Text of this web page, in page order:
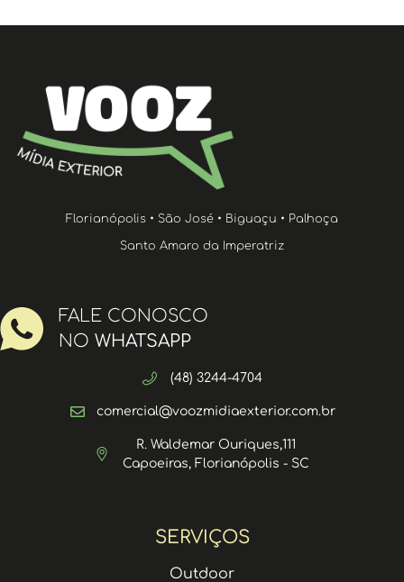
SERVIÇOS
Outdoor
Florianópolis • São José • Biguaçu • Palhoça
Santo Amaro da Imperatriz
FALE CONOSCO
NO WHATSAPP
(48) 3244-4704
comercial@voozmidiaexterior.com.br
R. Waldemar Ouriques,111
Capoeiras, Florianópolis - SC